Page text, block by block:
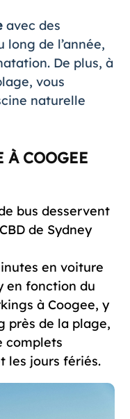
avec des
de l’année,
De plus, à
vous
naturelle
À COOGEE
bus desservent
de Sydney
en voiture
en fonction du
à Coogee, y
près de la plage,
complets
les jours fériés.